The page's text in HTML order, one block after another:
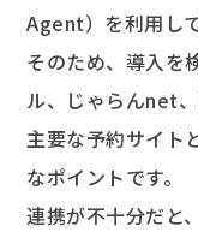
Agent）を利用し
そのため、導入を
ル、じゃらんnet
主要な予約サイト
なポイントです。
連携が不十分だと